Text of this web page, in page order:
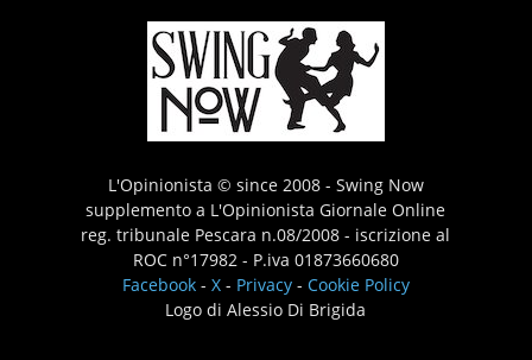
L'Opinionista © since 2008 - Swing Now
supplemento a L'Opinionista Giornale Online
reg. tribunale Pescara n.08/2008 - iscrizione al
ROC n°17982 - P.iva 01873660680
Facebook- X- Privacy- Cookie Policy
Logo di Alessio Di Brigida